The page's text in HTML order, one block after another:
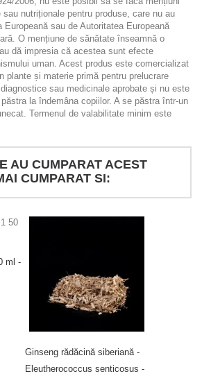
nutriționale pentru produse, care nu au
sau de Autoritatea Europeană
O mențiune de sănătate înseamnă o
dă impresia că acestea sunt efecte
uman. Acest produs este comercializat
plante și materie primă pentru prelucrare
sau medicinale aprobate și nu este
la îndemâna copiilor. A se păstra într-un
Termenul de valabilitate minim este
AU CUMPARAT ACEST
CUMPARAT SI:
ml -
Ginseng rădăcină siberiană -
Eleutherococcus senticosus -